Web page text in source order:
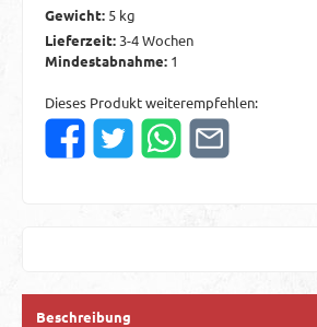
Gewicht: 5 kg
Lieferzeit: 3-4 Wochen
Mindestabnahme: 1
Dieses Produkt weiterempfehlen:
Beschreibung